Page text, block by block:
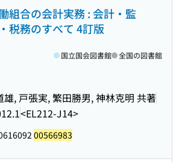
組合の会計実務 : 会計・監
税務のすべて 4訂版
, 戸張実, 繁田勝男, 神林克明 共著
<EL212-J14>
国立国会図書館 全国の図書館
00566983